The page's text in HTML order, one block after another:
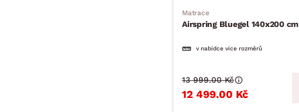
Matrace
Airspring Bluegel 140x200 cm
v nabídce více rozměrů
12 499.00 Kč
13 999.00 Kč